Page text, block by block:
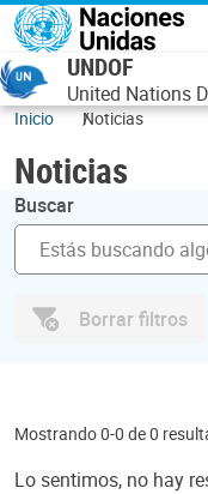
Pasar al contenido
UNDOF
United Nations
Inicio Noticias
Noticias
Buscar
Borrar filtros
Mostrando 0-0 de 0
Lo sentimos, no hay